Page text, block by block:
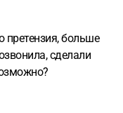
претензия, больше
сделали